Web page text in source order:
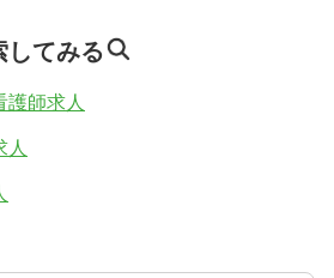
てみる
護師求人
人